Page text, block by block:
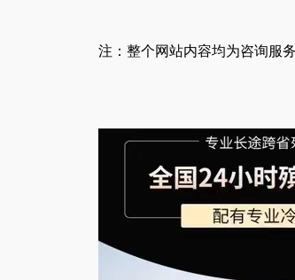
注：整个网站内容均为咨询服